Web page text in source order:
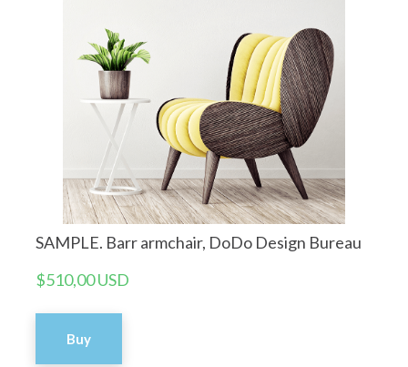
SAMPLE. Barr armchair, DoDo Design Bureau
$510,00 USD
Buy